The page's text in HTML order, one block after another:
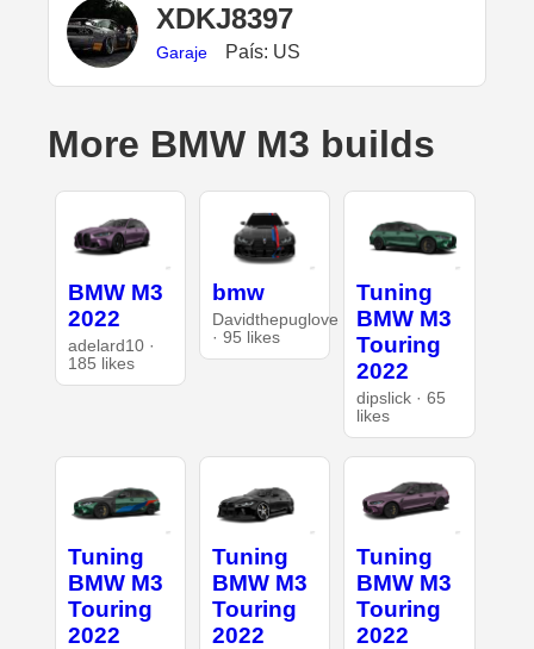
XDKJ8397
Garaje País: US
More BMW M3 builds
BMW M3
2022
adelard10 ·
185 likes
bmw
Davidthepuglove
· 95 likes
Tuning
BMW M3
Touring
2022
dipslick · 65
likes
Tuning
BMW M3
Touring
2022
Tuning
BMW M3
Touring
2022
Tuning
BMW M3
Touring
2022